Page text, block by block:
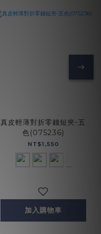
真皮輕薄對折零錢短夾-五
色(075236)
NT$1,550
加入購物車